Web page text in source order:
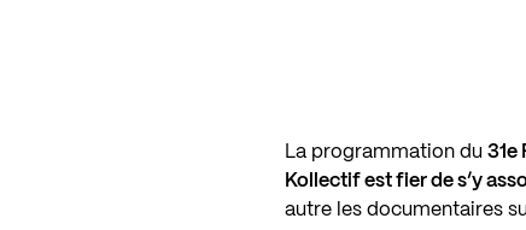
La programmation du31e
Kollectif est fier de s’y
autre les documentaires